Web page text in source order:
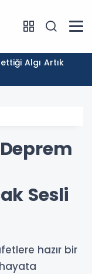
Sesli
hazır bir